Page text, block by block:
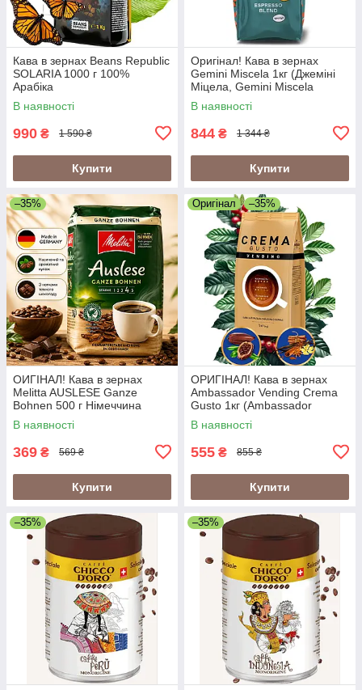
Кава в зернах Beans Republic
SOLARIA 1000 г 100%
Арабіка
В наявності
990 ₴ 1 590 ₴
Купити
Оригінал! Кава в зернах
Gemini Miscela 1кг (Джеміні
Міцела, Gemini Miscela
Espresso), 60% арабіка/40%
робуста
В наявності
844 ₴ 1 344 ₴
Купити
–35%
ОИГІНАЛ! Кава в зернах
Melitta AUSLESE Ganze
Bohnen 500 г Німеччина
В наявності
369 ₴ 569 ₴
Купити
Оригінал –35%
ОРИГІНАЛ! Кава в зернах
Ambassador Vending Crema
Gusto 1кг (Ambassador
Crema Gusto Vending)
В наявності
555 ₴ 855 ₴
Купити
–35% –35%